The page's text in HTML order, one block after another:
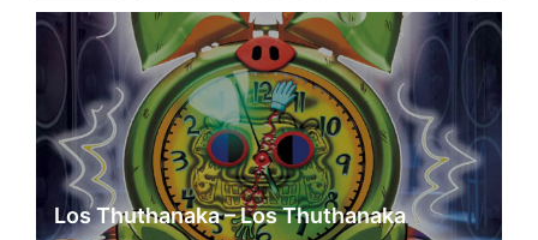
Los Thuthanaka – Los Thuthanaka